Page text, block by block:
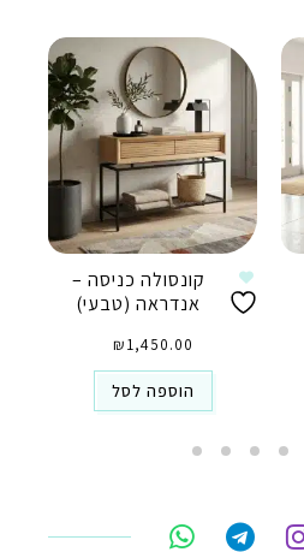
קונסולה כניסה –
אנדראה (טבעי)
₪1,450.00
הוספה לסל